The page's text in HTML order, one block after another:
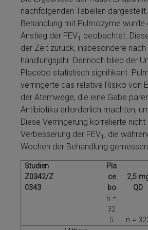
nachfolgenden Tabellen
Be­handlung mit Pulmozyme­ wurde
Anstieg der FEV1
be­ob­ach­tet.
der Zeit zurück, insbesondere
handlungsjahr. Dennoch blieb der
Placebo statistisch signifikant.
verringerte das relative Risiko von
der Atemwege, die eine Gabe
Antibiotika erforderlich machten,
Diese Verringerung korrelierte
Verbesserung der FEV1 , die
Wochen der Be­handlung
Studien
Z0342/Z
0343
Pla
ce
bo
2,5
QD
n =
32
5
n =